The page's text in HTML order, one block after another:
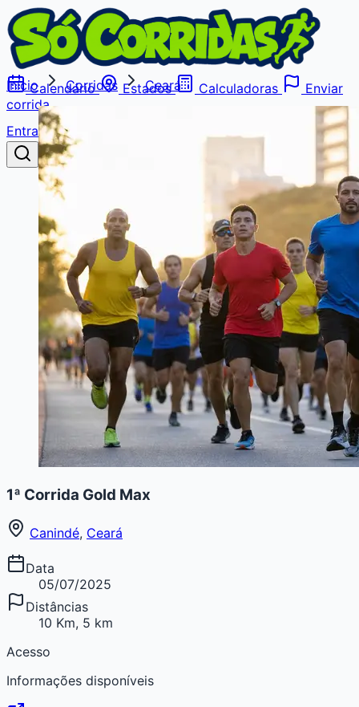
Calendário Estados Calculadoras
Enviar
corrida
Entrar
Início Corridas Ceará
1ª Corrida Gold Max
Canindé, Ceará
Data
05/07/2025
Distâncias
10 Km, 5 km
Acesso
Informações disponíveis